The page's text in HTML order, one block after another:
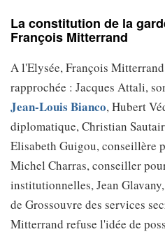
La constitution de la
François Mitterrand
A l'Elysée, François
rapprochée : Jacques Attali,
Jean-Louis Bianco, Hubert
diplomatique, Christian
Elisabeth Guigou, conseillère
Michel Charras, conseiller
institutionnelles, Jean
de Grossouvre des services
Mitterrand refuse l'idée de